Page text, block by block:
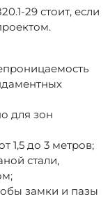
29 стоит, если
для зон
1,5 до 3 метров;
стали,
замки и пазы